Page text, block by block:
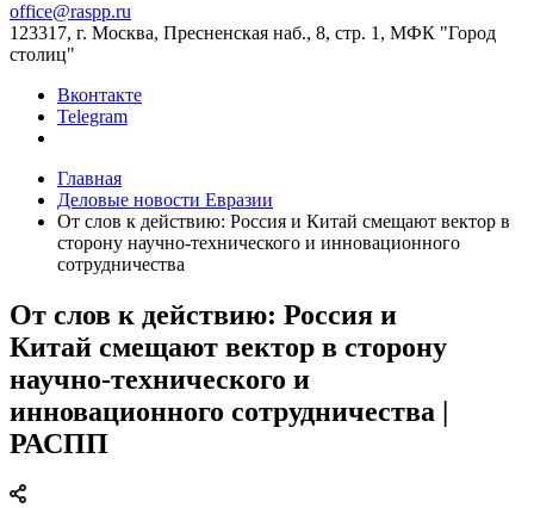
office@raspp.ru
123317, г. Москва, Пресненская наб., 8, стр. 1, МФК "Город
столиц"
Вконтакте
Telegram
Главная
Деловые новости Евразии
От слов к действию: Россия и Китай смещают вектор в
сторону научно-технического и инновационного
сотрудничества
От слов к действию: Россия и
Китай смещают вектор в сторону
научно-технического и
инновационного сотрудничества |
РАСПП